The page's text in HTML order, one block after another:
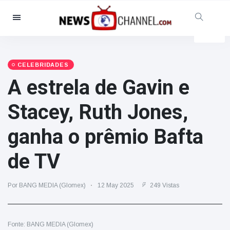
Categorias
Social & Diversão
Cinema & TV
(81)
Celebridades
(13938)
Moda e Beleza
(122)
Automóveis & Motor
Comida e bebida
Jogos
(160)
CELEBRIDADES
A estrela de Gavin e
Stacey, Ruth Jones,
ganha o prêmio Bafta
de TV
Por BANG MEDIA (Glomex) 12 May 2025 249 Vistas
Fonte: BANG MEDIA (Glomex)